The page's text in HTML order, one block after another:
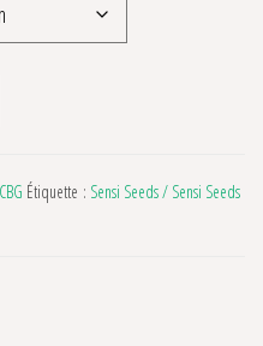
Seeds
Étiquette : Sensi Seeds / Sensi Seeds